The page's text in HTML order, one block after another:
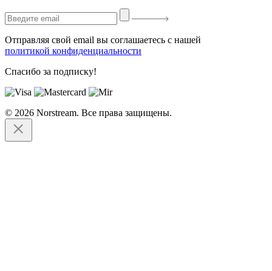
Отправляя свой email вы соглашаетесь с нашей
политикой конфиденциальности
Спасибо за подписку!
© 2026 Norstream. Все права защищены.